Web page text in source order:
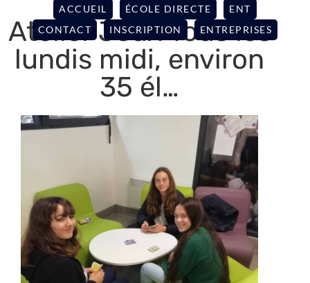
ACCUEIL ÉCOLE DIRECTE
ENT
CONTACT
INSCRIPTION ENTREPRISES
Atelier Jeux Tous les
lundis midi, environ
35 él…